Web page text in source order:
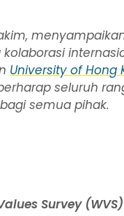
University of Hong
seluruh
semua pihak.
Survey